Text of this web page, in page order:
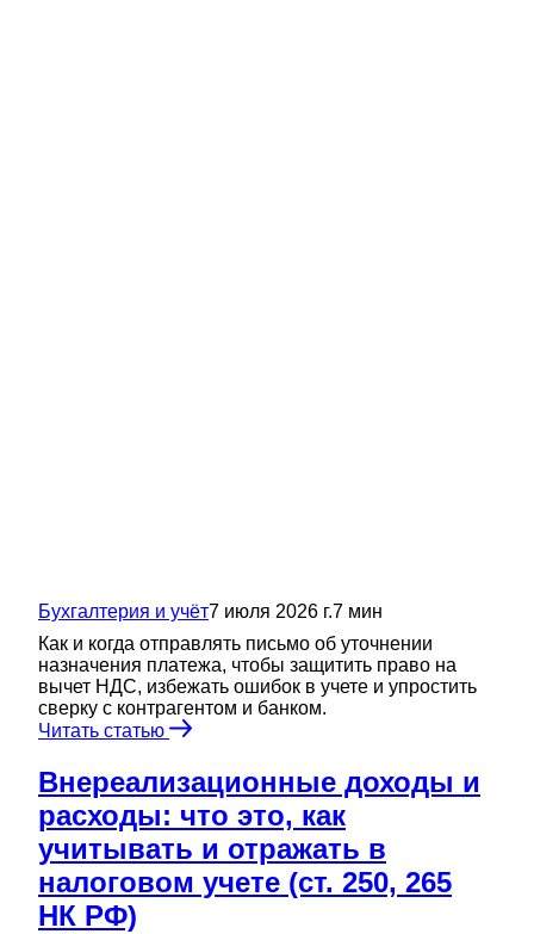
Бухгалтерия и учёт7 июля 2026 г.7 мин
Как и когда отправлять письмо об уточнении
назначения платежа, чтобы защитить право на
вычет НДС, избежать ошибок в учете и упростить
сверку с контрагентом и банком.
Читать статью
Внереализационные доходы и
расходы: что это, как
учитывать и отражать в
налоговом учете (ст. 250, 265
НК РФ)